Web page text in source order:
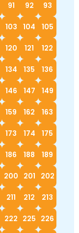
91 92 93
103 104 105
120 121 122
134 135 136
146 147 149
159 162 163
173 174 175
186 188 189
200 201 202
211 212 213
222 225 226